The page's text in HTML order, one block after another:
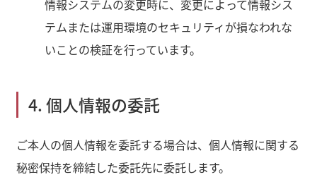
情報システムの変更時に、変更によって情報シス
テムまたは運用環境のセキュリティが損なわれな
いことの検証を行っています。
4. 個人情報の委託
ご本人の個人情報を委託する場合は、個人情報に関する
秘密保持を締結した委託先に委託します。